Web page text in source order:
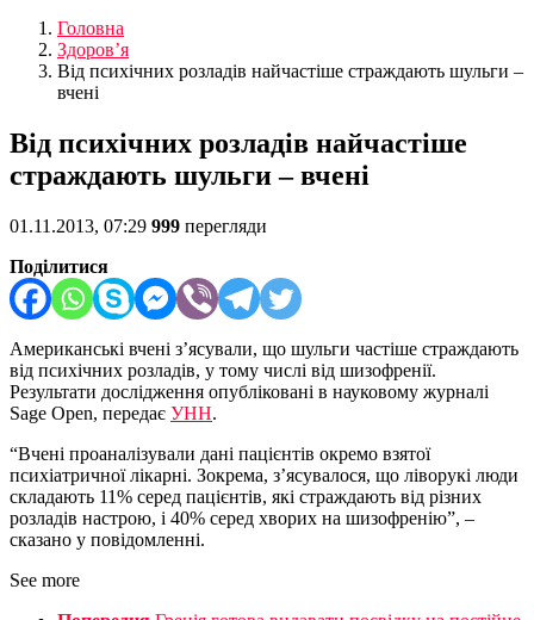
Головна
Здоров’я
Від психічних розладів найчастіше страждають шульги –
вчені
Від психічних розладів найчастіше
страждають шульги – вчені
01.11.2013, 07:29 999 перегляди
Поділитися
Американські вчені з’ясували, що шульги частіше страждають
від психічних розладів, у тому числі від шизофренії.
Результати дослідження опубліковані в науковому журналі
Sage Open, передає УНН.
“Вчені проаналізували дані пацієнтів окремо взятої
психіатричної лікарні. Зокрема, з’ясувалося, що ліворукі люди
складають 11% серед пацієнтів, які страждають від різних
розладів настрою, і 40% серед хворих на шизофренію”, –
сказано у повідомленні.
See more